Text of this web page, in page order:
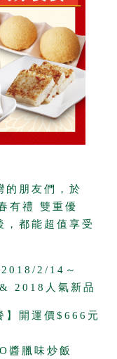
的朋友們，於
有禮 雙重優
，都能超值享受
2/14～
2018人氣新品
】開運價$666元
醬臘味炒飯